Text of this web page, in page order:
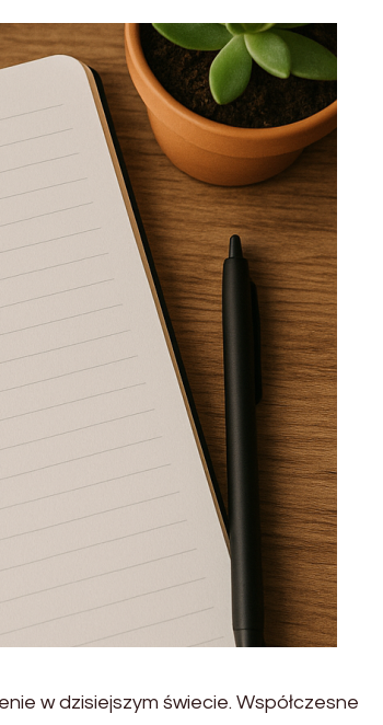
w dzisiejszym świecie. Współczesne